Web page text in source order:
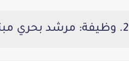
2. وظيفة: مرشد بحري مبتدئ (Junior Marine Pilot) لدى ميناء الدقم